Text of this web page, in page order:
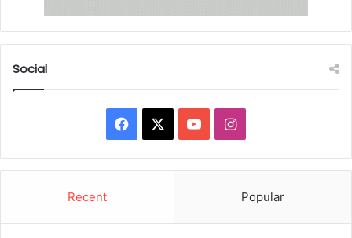
Social
Facebook YouTubeInstagram
Recent Popular